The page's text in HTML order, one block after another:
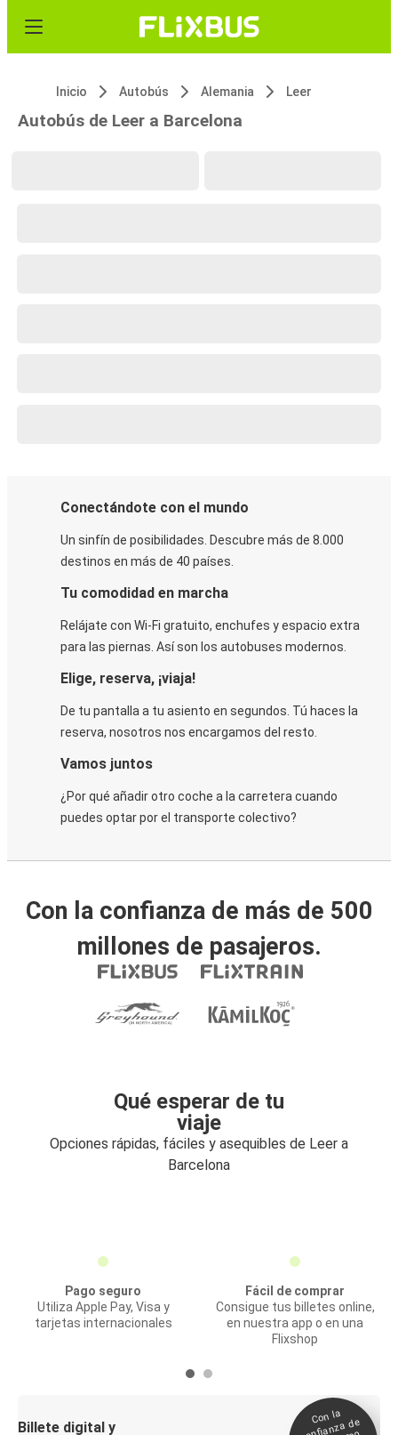
Inicio Autobús Alemania Leer
Autobús de Leer a Barcelona
Conectándote con el mundo
Un sinfín de posibilidades. Descubre más de 8.000
destinos en más de 40 países.
Tu comodidad en marcha
Relájate con Wi-Fi gratuito, enchufes y espacio extra
para las piernas. Así son los autobuses modernos.
Elige, reserva, ¡viaja!
De tu pantalla a tu asiento en segundos. Tú haces la
reserva, nosotros nos encargamos del resto.
Vamos juntos
¿Por qué añadir otro coche a la carretera cuando
puedes optar por el transporte colectivo?
Con la confianza de más de 500
millones de pasajeros.
Qué esperar de tu
viaje
Opciones rápidas, fáciles y asequibles de Leer a
Barcelona
Pago seguro
Utiliza Apple Pay, Visa y
tarjetas internacionales
Fácil de comprar
Consigue tus billetes online,
en nuestra app o en una
Flixshop
Billete digital y
Con la
confianza de